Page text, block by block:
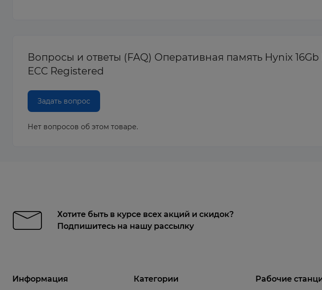
Вопросы и ответы (FAQ) Оперативная память Hynix 16Gb
ECC Registered
Задать вопрос
Нет вопросов об этом товаре.
Хотите быть в курсе всех акций и скидок?
Подпишитесь на нашу рассылку
Информация Категории Рабочие